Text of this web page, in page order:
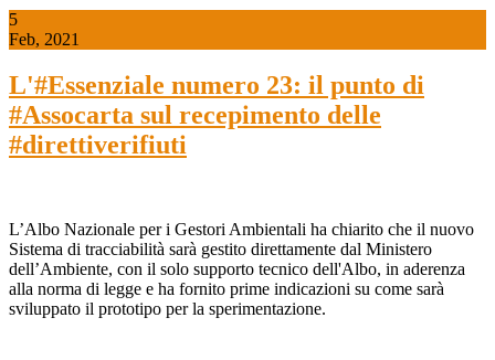
5
Feb, 2021
L'#Essenziale numero 23: il punto di
#Assocarta sul recepimento delle
#direttiverifiuti
L’Albo Nazionale per i Gestori Ambientali ha chiarito che il nuovo
Sistema di tracciabilità sarà gestito direttamente dal Ministero
dell’Ambiente, con il solo supporto tecnico dell'Albo, in aderenza
alla norma di legge e ha fornito prime indicazioni su come sarà
sviluppato il prototipo per la sperimentazione.